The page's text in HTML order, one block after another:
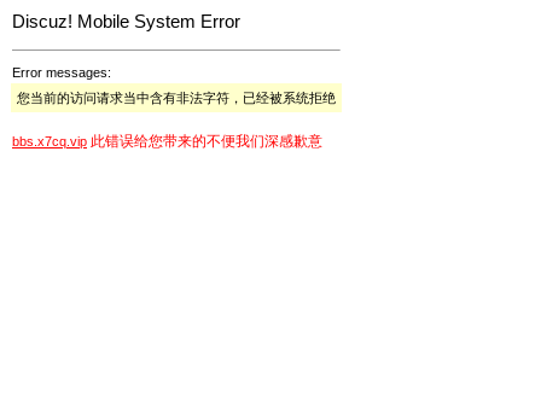
Discuz! Mobile System Error
Error messages:
您当前的访问请求当中含有非法字符，已经被系统拒绝
bbs.x7cq.vip 此错误给您带来的不便我们深感歉意